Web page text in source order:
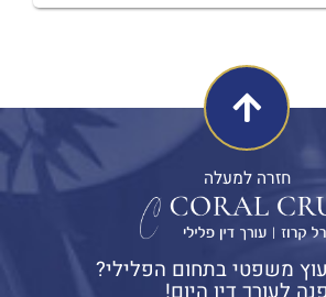
חזרה למעלה
משפטי בתחום הפלילי?